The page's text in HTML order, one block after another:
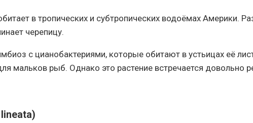
в тропических и субтропических водоёмах Америки.
черепицу.
с цианобактериями, которые обитают в устьицах её
мальков рыб. Однако это растение встречается довольно